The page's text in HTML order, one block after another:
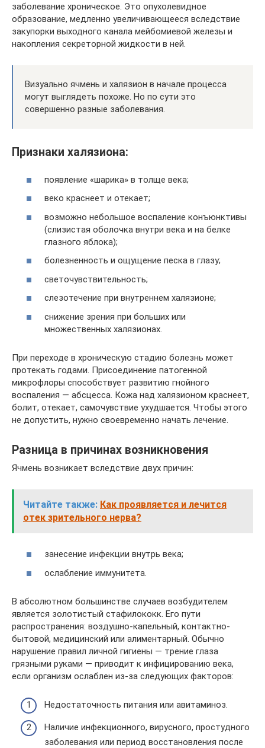
заболевание хроническое. Это опухолевидное
образование, медленно увеличивающееся вследствие
закупорки выходного канала мейбомиевой железы и
накопления секреторной жидкости в ней.
Визуально ячмень и халязион в начале процесса
могут выглядеть похоже. Но по сути это
совершенно разные заболевания.
Признаки халязиона:
появление «шарика» в толще века;
веко краснеет и отекает;
возможно небольшое воспаление конъюнктивы
(слизистая оболочка внутри века и на белке
глазного яблока);
болезненность и ощущение песка в глазу;
светочувствительность;
слезотечение при внутреннем халязионе;
снижение зрения при больших или
множественных халязионах.
При переходе в хроническую стадию болезнь может
протекать годами. Присоединение патогенной
микрофлоры способствует развитию гнойного
воспаления — абсцесса. Кожа над халязионом краснеет,
болит, отекает, самочувствие ухудшается. Чтобы этого
не допустить, нужно своевременно начать лечение.
Разница в причинах возникновения
Ячмень возникает вследствие двух причин:
Читайте также: Как проявляется и лечится
отек зрительного нерва?
занесение инфекции внутрь века;
ослабление иммунитета.
В абсолютном большинстве случаев возбудителем
является золотистый стафилококк. Его пути
распространения: воздушно-капельный, контактно-
бытовой, медицинский или алиментарный. Обычно
нарушение правил личной гигиены — трение глаза
грязными руками — приводит к инфицированию века,
если организм ослаблен из-за следующих факторов:
Недостаточность питания или авитаминоз.
Наличие инфекционного, вирусного, простудного
заболевания или период восстановления после